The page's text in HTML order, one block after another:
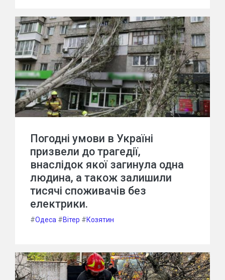
Погодні умови в Україні
призвели до трагедії,
внаслідок якої загинула одна
людина, а також залишили
тисячі споживачів без
електрики.
#Одеса #Вітер #Козятин